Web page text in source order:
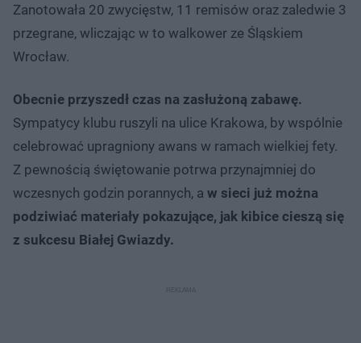
Zanotowała 20 zwycięstw, 11 remisów oraz zaledwie 3
przegrane, wliczając w to walkower ze Śląskiem
Wrocław.
Obecnie przyszedł czas na zasłużoną zabawę.
Sympatycy klubu ruszyli na ulice Krakowa, by wspólnie
celebrować upragniony awans w ramach wielkiej fety.
Z pewnością świętowanie potrwa przynajmniej do
wczesnych godzin porannych, a w sieci już można
podziwiać materiały pokazujące, jak kibice cieszą się
z sukcesu Białej Gwiazdy.